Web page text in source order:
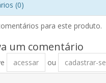
(0)
para este produto.
um comentário
acessar ou cadastrar-se